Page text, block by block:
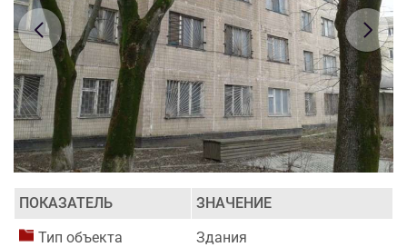
ПОКАЗАТЕЛЬ
ЗНАЧЕНИЕ
Тип объекта
Здания